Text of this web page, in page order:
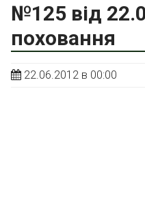
№125 від
поховання
22.06.2012 в 00:00